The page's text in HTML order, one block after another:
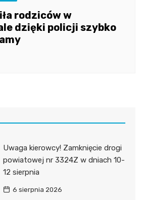
rodziców w
dzięki policji szybko
Uwaga kierowcy! Zamknięcie drogi
powiatowej nr 3324Z w dniach 10-
12 sierpnia
6 sierpnia 2026